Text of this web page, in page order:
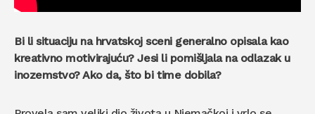
Bi li situaciju na hrvatskoj sceni generalno opisala kao
kreativno motivirajuću? Jesi li pomišljala na odlazak u
inozemstvo? Ako da, što bi time dobila?